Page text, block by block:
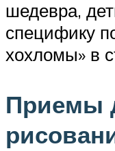
шедевра,
специфику
хохломы» в
Приемы